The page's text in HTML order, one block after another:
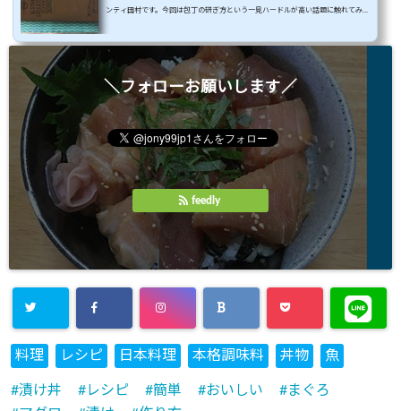
う時の注意点やどんな料理に対応できるかというところまで書いて...
ンティ田村です。今回は包丁の研ぎ方という一見ハードルが高い話題に触れてみた
は切れ味に感動していた包丁でも数ヶ月も経つと切れなくなってしまうものです。
例えば、・トマトを切ると潰れてしまう...涙・鶏肉の皮が切れない...涙・玉ねぎを
切るとめちゃめちゃ目が痛い...涙出るなんて時があったらその包丁は研ぎ時だとい
えます。ぼくの経験談ですが、安めのステンレス包丁は...
＼フォローお願いします／
feedly
料理 レシピ 日本料理 本格調味料 丼物 魚
漬け丼 レシピ 簡単 おいしい
まぐろ